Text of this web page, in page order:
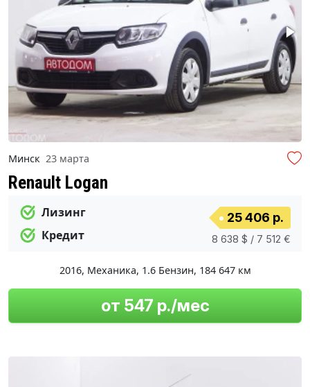
Минск 23 марта
Renault Logan
Лизинг
Кредит
25 406 р.
8 638 $ / 7 512 €
2016, Механика, 1.6 Бензин, 184 647 км
от 547 р./мес